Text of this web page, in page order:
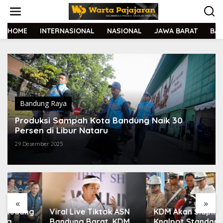
t
HOME INTERNASIONAL NASIONAL JAWA BARAT
Bandung Raya
Produksi Sampah Kota Bandung Naik 30
Persen di Libur Nataru
29 Desember 2025
« »
Viral Live Tiktok ASN
KDM Akan Siapkan